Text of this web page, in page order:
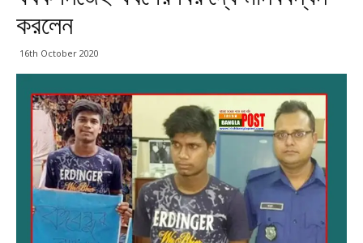
করলেন
16th October 2020